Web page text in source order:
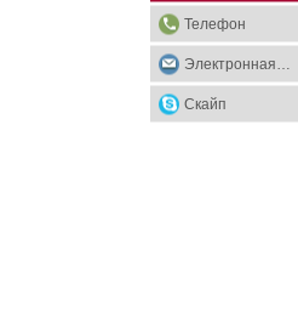
Телефон
Скайп